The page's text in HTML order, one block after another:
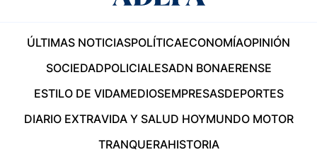
ÚLTIMAS NOTICIASPOLÍTICAECONOMÍAOPINIÓN
SOCIEDADPOLICIALESADN BONAERENSE
ESTILO DE VIDAMEDIOSEMPRESASDEPORTES
DIARIO EXTRAVIDA Y SALUD HOYMUNDO MOTOR
TRANQUERAHISTORIA